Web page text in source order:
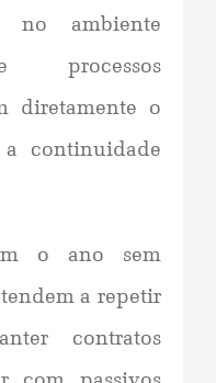
no ambiente
processos
diretamente o
continuidade
o ano sem
a repetir
contratos
com passivos